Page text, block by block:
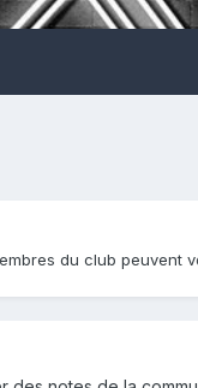
du club peuvent